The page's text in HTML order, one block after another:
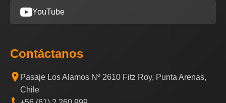
YouTube
Contáctanos
Pasaje Los Alamos Nº 2610 Fitz Roy, Punta Arenas,
Chile